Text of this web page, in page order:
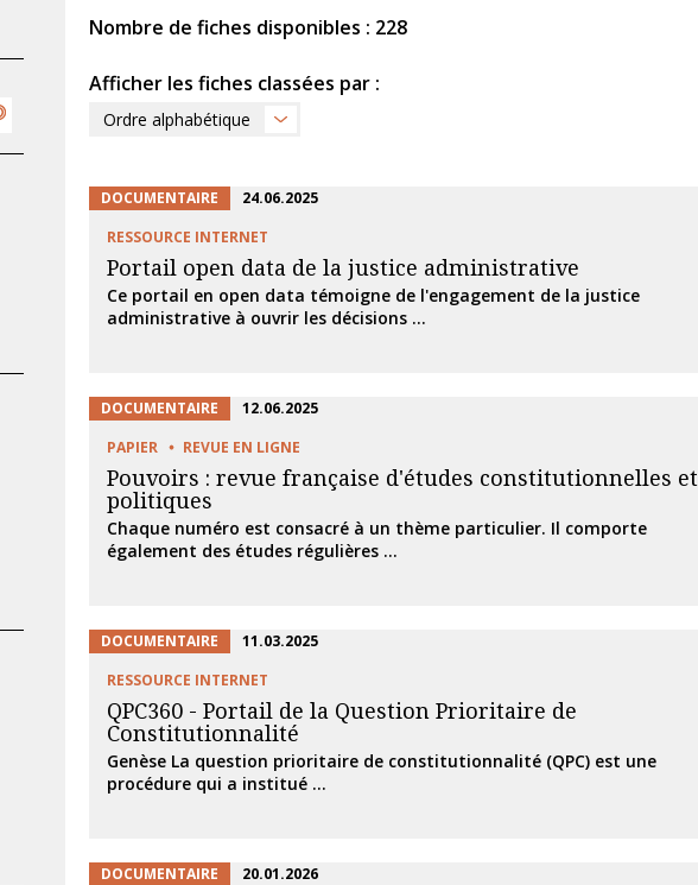
Nombre de fiches disponibles : 228
Afficher les fiches classées par :
Ordre alphabétique
DOCUMENTAIRE
24.06.2025
RESSOURCE INTERNET
Portail open data de la justice administrative
Ce portail en open data témoigne de l'engagement de la justice
administrative à ouvrir les décisions ...
DOCUMENTAIRE
12.06.2025
PAPIER
REVUE EN LIGNE
Pouvoirs : revue française d'études constitutionnelles et
politiques
Chaque numéro est consacré à un thème particulier. Il comporte
également des études régulières ...
DOCUMENTAIRE
11.03.2025
RESSOURCE INTERNET
QPC360 - Portail de la Question Prioritaire de
Constitutionnalité
Genèse La question prioritaire de constitutionnalité (QPC) est une
procédure qui a institué ...
DOCUMENTAIRE
20.01.2026